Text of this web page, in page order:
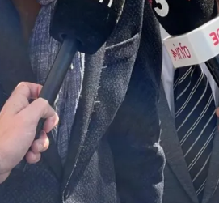
davant del Palau de Justícia de